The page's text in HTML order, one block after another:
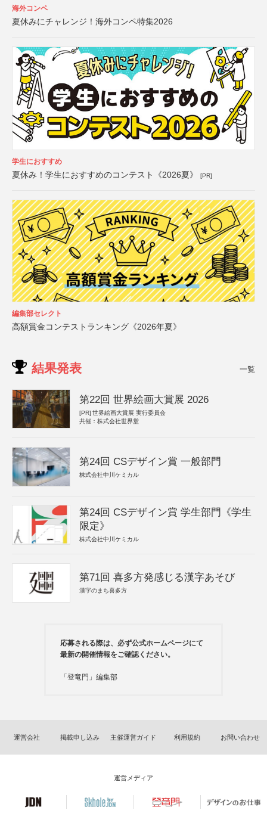
海外コンペ
夏休みにチャレンジ！海外コンペ特集2026
学生におすすめ
夏休み！学生におすすめのコンテスト《2026夏》 [PR]
編集部セレクト
高額賞金コンテストランキング《2026年夏》
結果発表 一覧
第22回 世界絵画大賞展 2026
[PR] 世界絵画大賞展 実行委員会
共催：株式会社世界堂
第24回 CSデザイン賞 一般部門
株式会社中川ケミカル
第24回 CSデザイン賞 学生部門《学生
限定》
株式会社中川ケミカル
第71回 喜多方発感じる漢字あそび
漢字のまち喜多方
応募される際は、必ず公式ホームページにて
最新の開催情報をご確認ください。
「登竜門」編集部
運営会社 掲載申し込み 主催運営ガイド 利用規約 お問い合わせ
運営メディア